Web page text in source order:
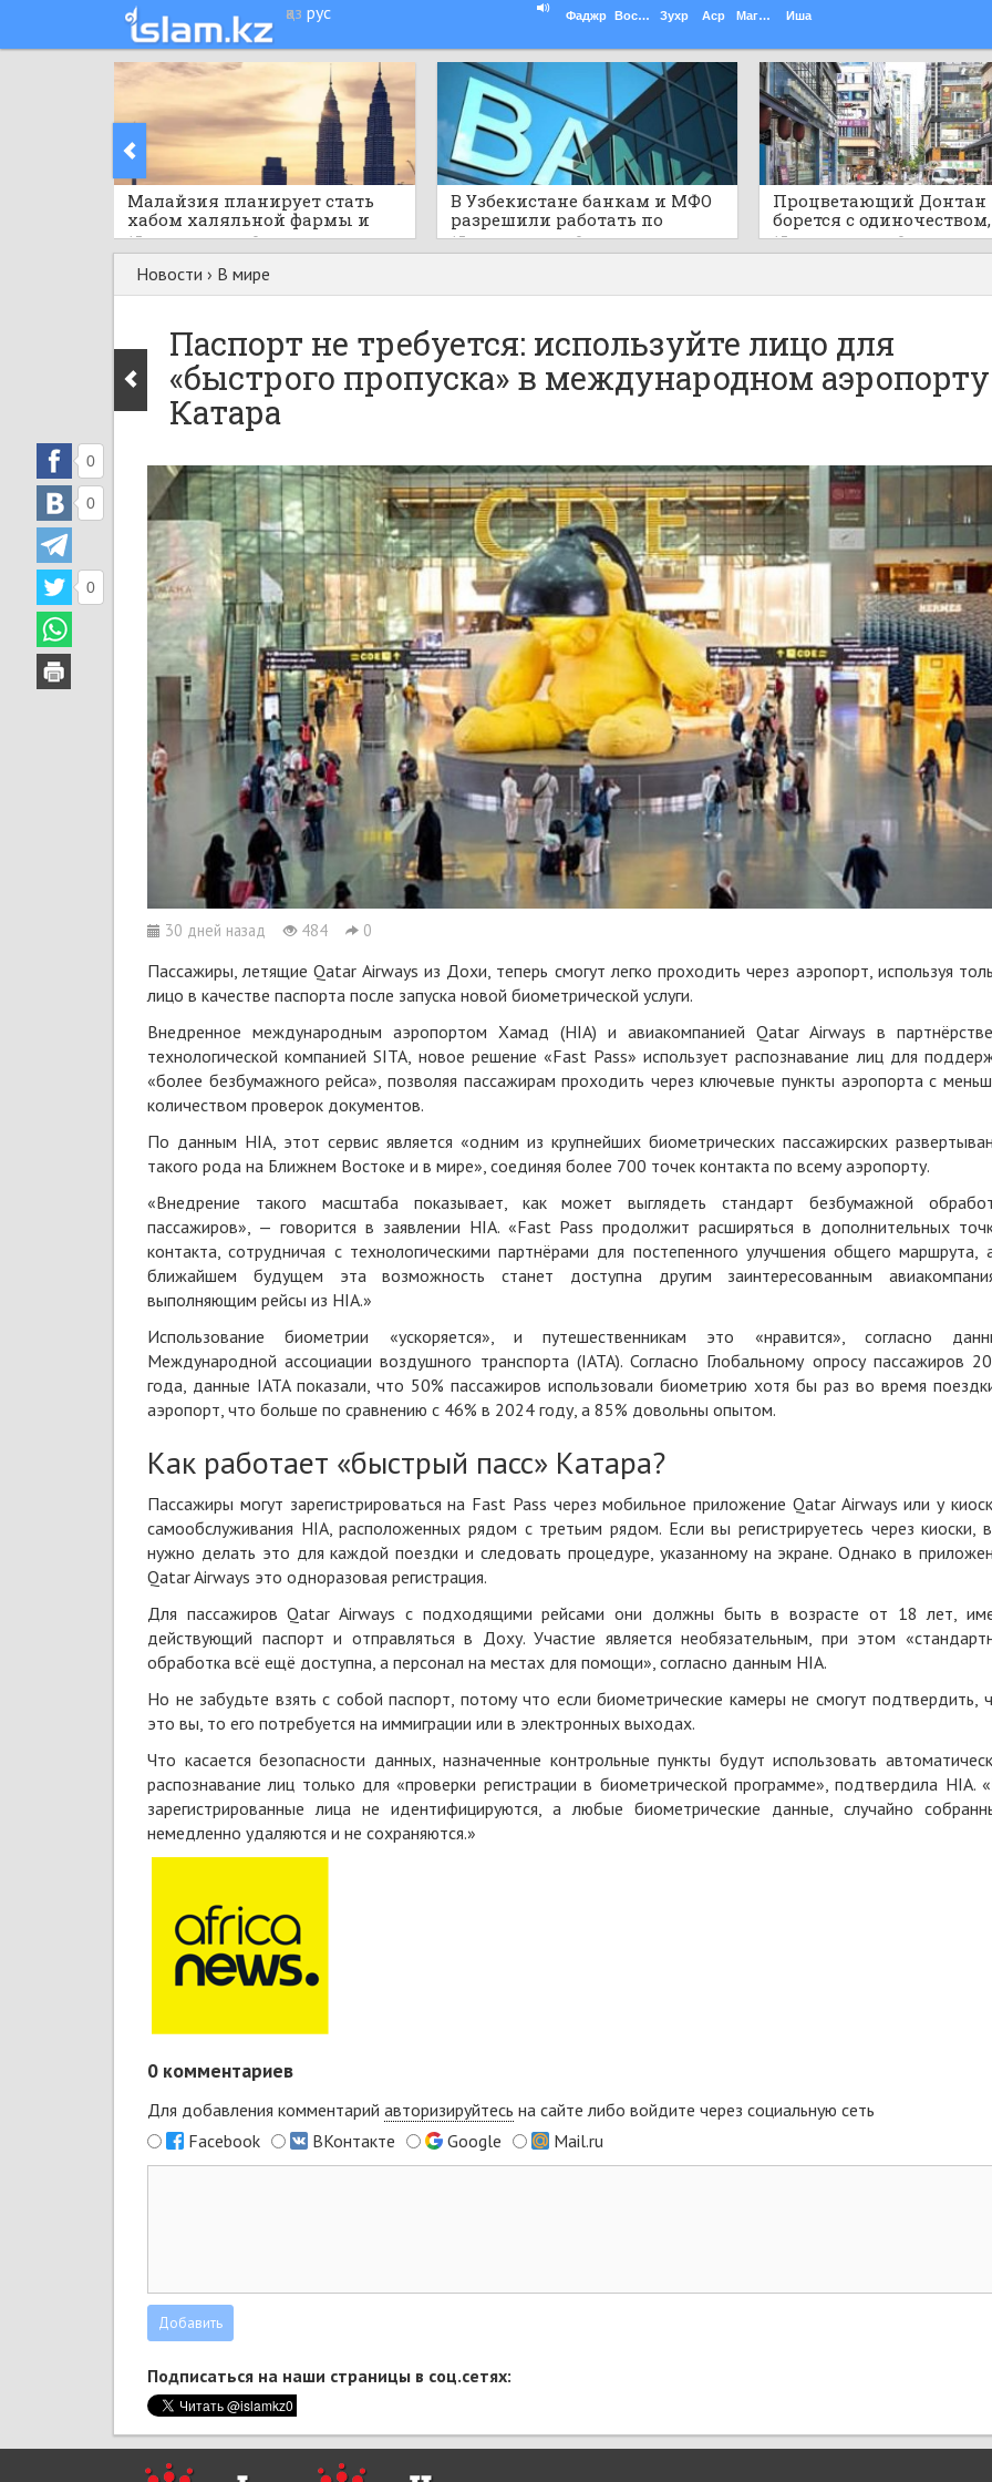
қаз рус Фаджр Восход Зухр Аср Магриб Иша
Малайзия планирует стать
хабом халяльной фармы и
здравоохранения АСЕАН
13 часов назад 0
В Узбекистане банкам и МФО
разрешили работать по
нормам шариата
13 часов назад 0
Процветающий Донтан
борется с одиночеством,
пустыми
районами
13 часов назад 0
Новости › В мире
Паспорт не требуется: используйте лицо для
«быстрого пропуска» в международном аэропорту
Катара
30 дней назад 484 0
0
0
0
Пассажиры, летящие Qatar Airways из Дохи, теперь смогут легко проходить через аэропорт, используя
лицо в качестве паспорта после запуска новой биометрической услуги.
Внедренное международным аэропортом Хамад (HIA) и авиакомпанией Qatar Airways в
технологической компанией SITA, новое решение «Fast Pass» использует распознавание лиц для
«более безбумажного рейса», позволяя пассажирам проходить через ключевые пункты аэропорта с
количеством проверок документов.
По данным HIA, этот сервис является «одним из крупнейших биометрических пассажирских
такого рода на Ближнем Востоке и в мире», соединяя более 700 точек контакта по всему аэропорту.
«Внедрение такого масштаба показывает, как может выглядеть стандарт безбумажной
пассажиров», — говорится в заявлении HIA. «Fast Pass продолжит расширяться в дополнительных
контакта, сотрудничая с технологическими партнёрами для постепенного улучшения общего маршрута,
ближайшем будущем эта возможность станет доступна другим заинтересованным
выполняющим рейсы из HIA.»
Использование биометрии «ускоряется», и путешественникам это «нравится», согласно
Международной ассоциации воздушного транспорта (IATA). Согласно Глобальному опросу пассажиров
года, данные IATA показали, что 50% пассажиров использовали биометрию хотя бы раз во время
аэропорт, что больше по сравнению с 46% в 2024 году, а 85% довольны опытом.
Как работает «быстрый пасс» Катара?
Пассажиры могут зарегистрироваться на Fast Pass через мобильное приложение Qatar Airways или у
самообслуживания HIA, расположенных рядом с третьим рядом. Если вы регистрируетесь через киоски,
нужно делать это для каждой поездки и следовать процедуре, указанному на экране. Однако в
Qatar Airways это одноразовая регистрация.
Для пассажиров Qatar Airways с подходящими рейсами они должны быть в возрасте от 18 лет,
действующий паспорт и отправляться в Доху. Участие является необязательным, при этом
обработка всё ещё доступна, а персонал на местах для помощи», согласно данным HIA.
Но не забудьте взять с собой паспорт, потому что если биометрические камеры не смогут подтвердить,
это вы, то его потребуется на иммиграции или в электронных выходах.
Что касается безопасности данных, назначенные контрольные пункты будут использовать
распознавание лиц только для «проверки регистрации в биометрической программе», подтвердила HIA.
зарегистрированные лица не идентифицируются, а любые биометрические данные, случайно
немедленно удаляются и не сохраняются.»
0 комментариев
Для добавления комментарий авторизируйтесь на сайте либо войдите через социальную сеть
Facebook
ВКонтакте Google Mail.ru
Подписаться на наши страницы в соц.сетях: